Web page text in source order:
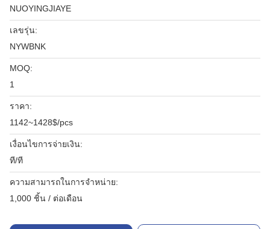
NUOYINGJIAYE
เลขรุ่น:
NYWBNK
MOQ:
1
ราคา:
1142~1428$/pcs
เงื่อนไขการจ่ายเงิน:
ที/ที
ความสามารถในการจําหน่าย:
1,000 ชิ้น / ต่อเดือน